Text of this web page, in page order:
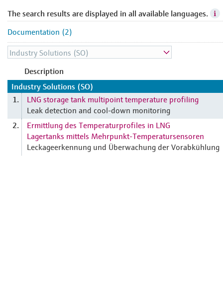
The search results are displayed in all available languages.
Documentation (2)
Description
Industry Solutions (SO)
1.
LNG storage tank multipoint temperature profiling
Leak detection and cool-down monitoring
2.
Ermittlung des Temperaturprofiles in LNG
Lagertanks mittels Mehrpunkt-Temperatursensoren
Leckageerkennung und Überwachung der Vorabkühlung